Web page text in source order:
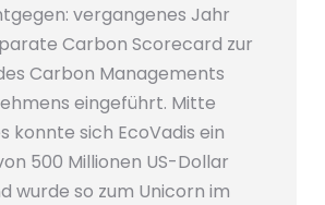
vergangenes Jahr
Carbon Scorecard zur
Carbon Managements
eingeführt. Mitte
konnte sich EcoVadis ein
500 Millionen US-Dollar
wurde so zum Unicorn im